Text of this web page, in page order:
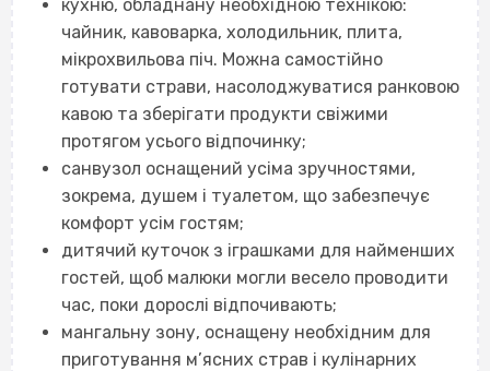
кухню, обладнану необхідною технікою:
чайник, кавоварка, холодильник, плита,
мікрохвильова піч. Можна самостійно
готувати страви, насолоджуватися ранковою
кавою та зберігати продукти свіжими
протягом усього відпочинку;
санвузол оснащений усіма зручностями,
зокрема, душем і туалетом, що забезпечує
комфорт усім гостям;
дитячий куточок з іграшками для найменших
гостей, щоб малюки могли весело проводити
час, поки дорослі відпочивають;
мангальну зону, оснащену необхідним для
приготування м’ясних страв і кулінарних